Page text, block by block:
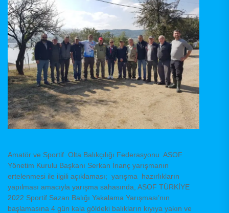
Amatör ve Sportif Olta Balıkçılığı Federasyonu ASOF
Yönetim Kurulu Başkanı Serkan İnanç yarışmanın
ertelenmesi ile ilgili açıklaması; yarışma hazırlıkların
yapılması amacıyla yarışma sahasında, ASOF TÜRKİYE
2022 Sportif Sazan Balığı Yakalama Yarışması’nın
başlamasına 4 gün kala göldeki balıkların kıyıya yakın ve